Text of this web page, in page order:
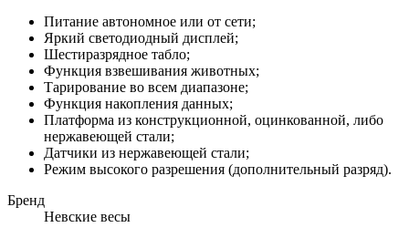
Питание автономное или от сети;
Яркий светодиодный дисплей;
Шестиразрядное табло;
Функция взвешивания животных;
Тарирование во всем диапазоне;
Функция накопления данных;
Платформа из конструкционной, оцинкованной, либо
нержавеющей стали;
Датчики из нержавеющей стали;
Режим высокого разрешения (дополнительный разряд).
Бренд
Невские весы